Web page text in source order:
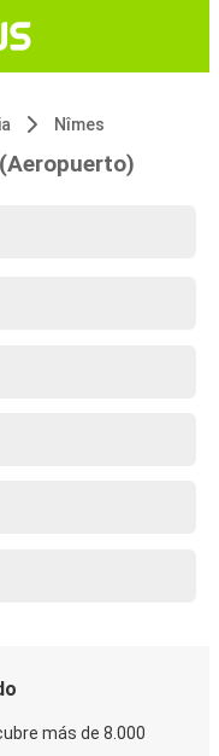
Nîmes
más de 8.000